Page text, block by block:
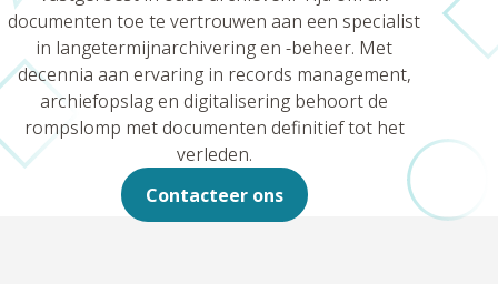
documenten toe te vertrouwen aan een specialist
in langetermijnarchivering en -beheer. Met
decennia aan ervaring in records management,
archiefopslag en digitalisering behoort de
rompslomp met documenten definitief tot het
verleden.
Contacteer ons